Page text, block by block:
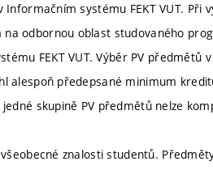
Informačním systému FEKT VUT.
na odbornou oblast studovaného
FEKT VUT. Výběr PV
alespoň předepsané minimum
skupině PV předmětů nelze
znalosti studentů.